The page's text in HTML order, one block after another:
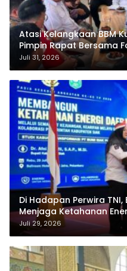
Atasi Kelangkaan BBM
Pimpin Rapat Bersama
Pertamina
Juli 31, 2026
Di Hadapan Perwira
Menjaga Ketahanan
Juli 29, 2026